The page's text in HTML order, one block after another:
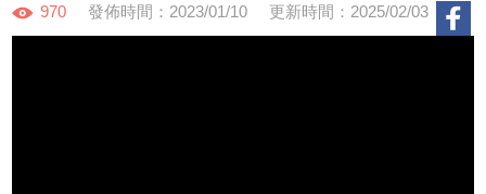
970 發佈時間：2023/01/10 更新時間：2025/02/03